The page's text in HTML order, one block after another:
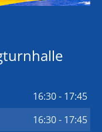
16:30 - 17:45
16:30 - 17:45